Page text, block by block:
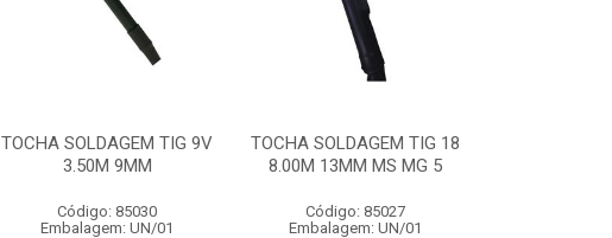
TOCHA SOLDAGEM TIG 9V
3.50M 9MM
Código: 85030
Embalagem: UN/01
TOCHA SOLDAGEM TIG 18
8.00M 13MM MS MG 5
Código: 85027
Embalagem: UN/01